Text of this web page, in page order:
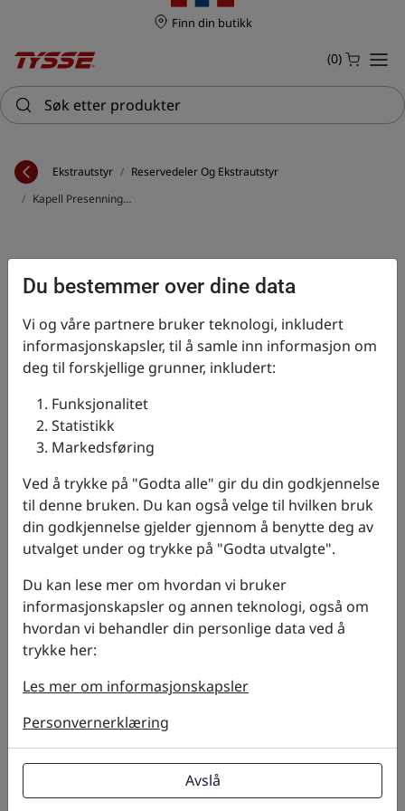
Finn din butikk
Handlekurv
(0)
Søk etter produkter
Ekstrautstyr
Reservedeler Og Ekstrautstyr
Kapell Presenning Borrelaas 250x150x90
Kapell presenning borrelås 250x150x
90
kr 8 147,50
Klikk og hent
Ingen butikk valgt
På lager
Du bestemmer over dine data
Vi og våre partnere bruker teknologi, inkludert
informasjonskapsler, til å samle inn informasjon om
deg til forskjellige grunner, inkludert:
Funksjonalitet
Statistikk
Markedsføring
Ved å trykke på "Godta alle" gir du din godkjennelse
til denne bruken. Du kan også velge til hvilken bruk
din godkjennelse gjelder gjennom å benytte deg av
utvalget under og trykke på "Godta utvalgte".
Du kan lese mer om hvordan vi bruker
informasjonskapsler og annen teknologi, også om
hvordan vi behandler din personlige data ved å
trykke her:
Les mer om informasjonskapsler
Personvernerklæring
Avslå